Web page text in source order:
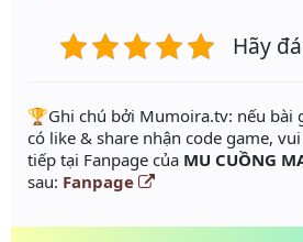
Hãy
️🏆Ghi chú bởi Mumoira.tv: nếu bài
có like & share nhận code game,
tiếp tại Fanpage của MU CUỒNG
sau: Fanpage